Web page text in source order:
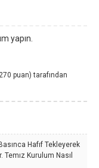
yapın.
puan) tarafından
Hafıf Tekleyerek
Temız Kurulum Nasıl